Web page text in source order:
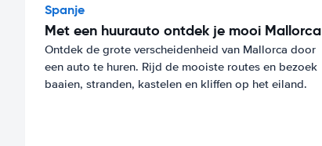
Spanje
Met een huurauto ontdek je mooi Mallorca
Ontdek de grote verscheidenheid van Mallorca door
een auto te huren. Rijd de mooiste routes en bezoek
baaien, stranden, kastelen en kliffen op het eiland.